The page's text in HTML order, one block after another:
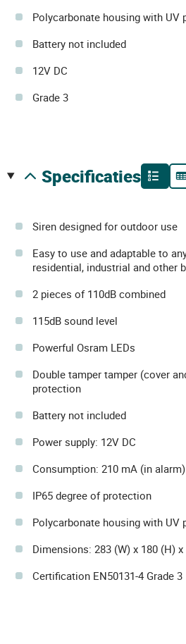
Polycarbonate housing with UV
Battery not included
12V DC
Grade 3
specificaties
Siren designed for outdoor use
Easy to use and adaptable to
residential, industrial and other
2 pieces of 110dB combined
115dB sound level
Powerful Osram LEDs
Double tamper tamper (cover
protection
Battery not included
Power supply: 12V DC
Consumption: 210 mA (in alarm)
IP65 degree of protection
Polycarbonate housing with UV
Dimensions: 283 (W) x 180 (H)
Certification EN50131-4 Grade 3